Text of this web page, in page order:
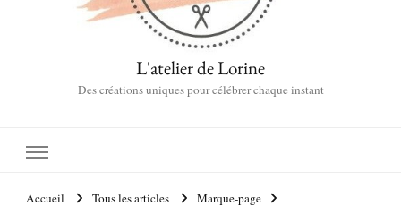
L'atelier de Lorine
Des créations uniques pour célébrer chaque instant
Accueil Tous les articles
Marque-page